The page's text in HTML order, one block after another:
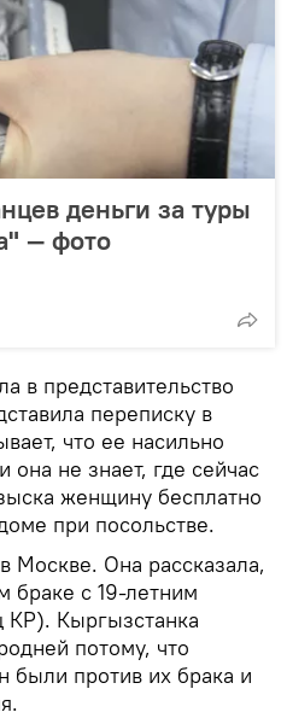
деньги за туры
— фото
в представительство
переписку в
что ее насильно
она не знает, где сейчас
женщину бесплатно
при посольстве.
Москве. Она рассказала,
браке с 19-летним
КР). Кыргызстанка
потому, что
были против их брака и